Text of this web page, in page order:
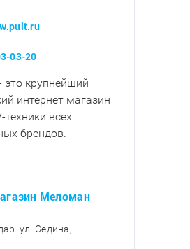
03-20
это крупнейший
интернет магазин
техники всех
брендов.
Меломан
ул. Седина,